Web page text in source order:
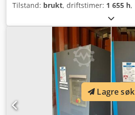
Tilstand: brukt, driftstimer: 1 655 h,
Lagre søk